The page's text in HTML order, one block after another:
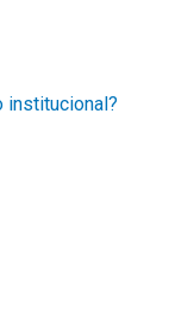
institucional?